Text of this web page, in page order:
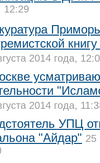
12:29
2014 года,
2014 года,
УПЦ
"Айдар" 25